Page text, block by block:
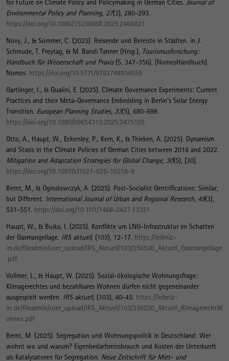
for Future on Climate Policy and Policymaking in German Cities
Journal of
Environmental Policy and Planning 27(3), 280-293.
https://doi.org/10.1080/1523908X.2025.2466821
Novy, J., & Sommer, C. (2025). Reisende und Bereiste in Städten . in J.
Schmude, T. Freytag, & M. Bandi Tanner (Hrsg.),
Tourismusforschung:
Handbuch für Wissenschaft und Praxis (S. 347-356). (NomosHandbuch).
Nomos. https://doi.org/10.5771/9783748934059
Gartlinger, I. , & Gualini, E. (2025). Climate Governance Experiments: Current
Practices and their Meta-Governance Embedding in Berlin’s Solar Energy
Transition European Planning Studies, 33(5), 680-698.
https://doi.org/10.1080/09654313.2025.2475155
Otto, A. , Haupt, W. , Eckersley, P. , Kern, K. , & Thieken, A. (2025). Dynamism
and Stasis in the Climate Policies of German Cities between 2018 and 2022
Mitigation and Adaptation Strategies for Global Change, 30(5), [30].
https://doi.org/10.1007/s11027-025-10218-9
Bernt, M. , & Ogrodowczyk, A. (2025). Post-Socialist Gentrifications: Similar,
but Different International Journal of Urban and Regional Research 49(3),
531-551. https://doi.org/10.1111/1468-2427.13321
Haupt, W. , & Buika, I. (2025). Konflikte um LNG-Infrastruktur im Schatten
der Gasmangellage IRS aktuell, (103), 12-17. https://leibniz-
irs.de/fileadmin/user_upload/IRS_Aktuell/103/250530_Aktuell_Gasmangellage
.pdf
Vollmer, L. , & Haupt, W. (2025). Sozial-ökologische Wohnungsfrage:
Klimagerechtes und bezahlbares Wohnen dürfen nicht gegeneinander
ausgespielt werden IRS aktuell, (103), 40-45. https://leibniz-
irs.de/fileadmin/user_upload/IRS_Aktuell/103/250530_Aktuell_KlimagerechtW
ohnen.pdf
Bernt, M. (2025). Segregation und Wohnungspolitik in Deutschland: Wer
wohnt wo und warum? Eigenbedarfsmissbrauch und Kosten der Unterkunft
als Katalysatoren für Segregation Neue Zeitschrift für Miet- und